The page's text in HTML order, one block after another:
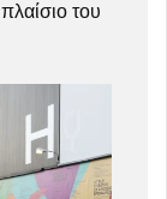
του